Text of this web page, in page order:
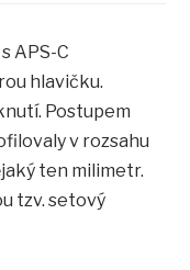
APS-C
hlavičku.
Postupem
v rozsahu
ten milimetr.
tzv. setový